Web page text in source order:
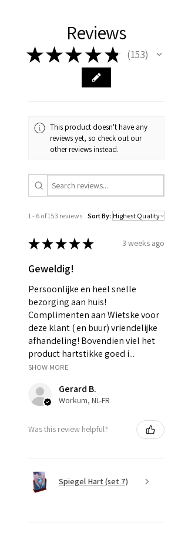
Reviews
★★★ ★ ★ 153
153
This product doesn't have any
reviews yet, so check out our
other reviews instead.
1 - 6 of 153 reviews Sort By:
★★★★★ 3 weeks ago
Geweldig!
Persoonlijke en heel snelle
bezorging aan huis!
Complimenten aan Wietske voor
deze klant ( en buur) vriendelijke
afhandeling! Bovendien viel het
product hartstikke goed i...
SHOW MORE
Gerard B.
Workum, NL-FR
Was this review helpful?
Spiegel Hart (set 7)